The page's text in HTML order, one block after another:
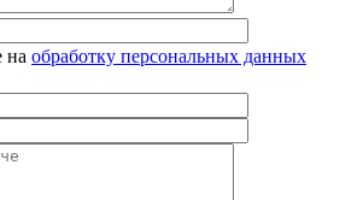
на обработку персональных данных